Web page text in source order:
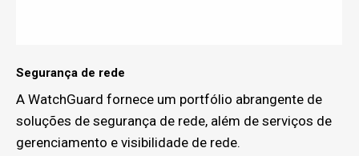
Segurança de rede
A WatchGuard fornece um portfólio abrangente de
soluções de segurança de rede, além de serviços de
gerenciamento e visibilidade de rede.